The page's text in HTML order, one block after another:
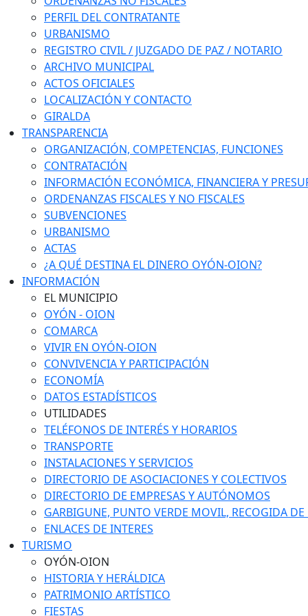
PERFIL DEL CONTRATANTE
URBANISMO
REGISTRO CIVIL / JUZGADO DE PAZ / NOTARIO
ARCHIVO MUNICIPAL
ACTOS OFICIALES
LOCALIZACIÓN Y CONTACTO
GIRALDA
TRANSPARENCIA
ORGANIZACIÓN, COMPETENCIAS, FUNCIONES
CONTRATACIÓN
INFORMACIÓN ECONÓMICA, FINANCIERA Y
ORDENANZAS FISCALES Y NO FISCALES
SUBVENCIONES
URBANISMO
ACTAS
¿A QUÉ DESTINA EL DINERO OYÓN-OION?
INFORMACIÓN
EL MUNICIPIO
OYÓN - OION
COMARCA
VIVIR EN OYÓN-OION
CONVIVENCIA Y PARTICIPACIÓN
ECONOMÍA
DATOS ESTADÍSTICOS
UTILIDADES
TELÉFONOS DE INTERÉS Y HORARIOS
TRANSPORTE
INSTALACIONES Y SERVICIOS
DIRECTORIO DE ASOCIACIONES Y COLECTIVOS
DIRECTORIO DE EMPRESAS Y AUTÓNOMOS
GARBIGUNE, PUNTO VERDE MOVIL, RECOGIDA DE
ENLACES DE INTERES
TURISMO
OYÓN-OION
HISTORIA Y HERÁLDICA
PATRIMONIO ARTÍSTICO
FIESTAS